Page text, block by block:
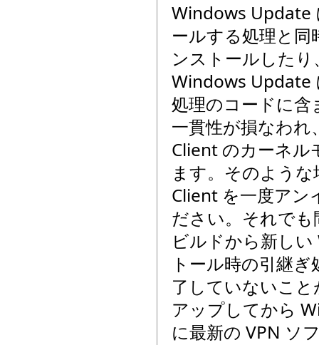
Windows Update
ールする処理と同
ンストールした
Windows Update
処理のコードに
一貫性が損なわれ
Client のカーネル
ます。そのよう
Client を一度アン
ださい。それで
ビルドから新し
トール時の引継
了していないこ
アップしてから
に最新の VPN ソ